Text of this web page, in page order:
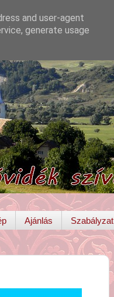
Ajánlás Szabályzat
and user-agent
generate usage